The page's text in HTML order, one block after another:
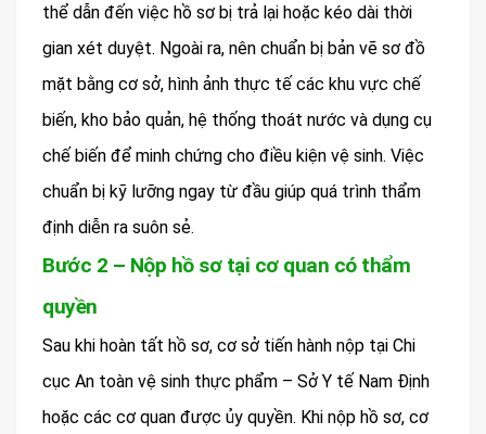
thể dẫn đến việc hồ sơ bị trả lại hoặc kéo dài thời
gian xét duyệt. Ngoài ra, nên chuẩn bị bản vẽ sơ đồ
mặt bằng cơ sở, hình ảnh thực tế các khu vực chế
biến, kho bảo quản, hệ thống thoát nước và dụng cụ
chế biến để minh chứng cho điều kiện vệ sinh. Việc
chuẩn bị kỹ lưỡng ngay từ đầu giúp quá trình thẩm
định diễn ra suôn sẻ.
Bước 2 – Nộp hồ sơ tại cơ quan có thẩm
quyền
Sau khi hoàn tất hồ sơ, cơ sở tiến hành nộp tại Chi
cục An toàn vệ sinh thực phẩm – Sở Y tế Nam Định
hoặc các cơ quan được ủy quyền. Khi nộp hồ sơ, cơ